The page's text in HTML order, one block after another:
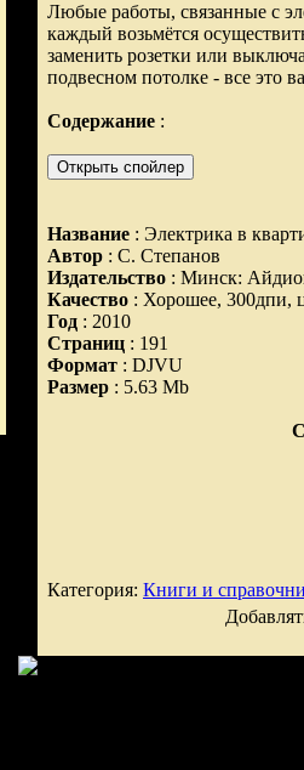
Любые работы, связанные с
каждый возьмётся
заменить розетки или
подвесном потолке - все это
Содержание :
Название : Электрика в
Автор : С. Степанов
Издательство : Минск:
Качество : Хорошее, 300дпи,
Год : 2010
Страниц : 191
Формат : DJVU
Размер : 5.63 Mb
Категория: Книги и